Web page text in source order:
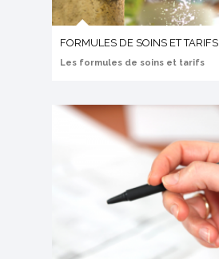
FORMULES DE SOINS ET TARIFS
Les formules de soins et tarifs